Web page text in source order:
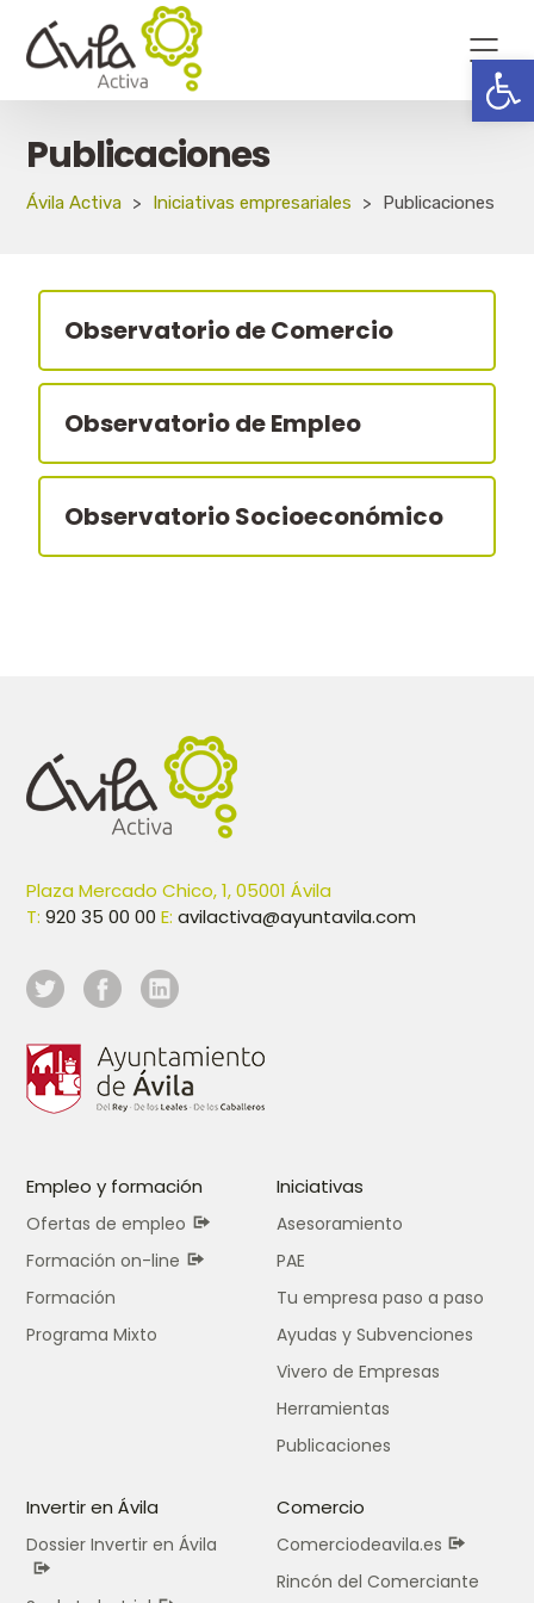
Publicaciones
Ávila Activa > Iniciativas empresariales > Publicaciones
Observatorio de Comercio
Observatorio de Empleo
Observatorio Socioeconómico
Plaza Mercado Chico, 1, 05001 Ávila
T:920 35 00 00 E:avilactiva@ayuntavila.com
Empleo y formación
Ofertas de empleo
Formación on-line
Formación
Programa Mixto
Iniciativas
Asesoramiento
PAE
Tu empresa paso a paso
Ayudas y Subvenciones
Vivero de Empresas
Herramientas
Publicaciones
Invertir en Ávila
Dossier Invertir en Ávila
Comercio
Comerciodeavila.es
Rincón del Comerciante